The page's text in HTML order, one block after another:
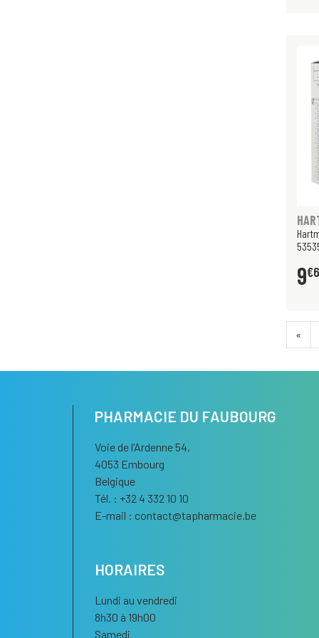
9€
«
PHARMACIE DU FAUBOURG
Voie de l’Ardenne 54,
4053 Embourg
Belgique
Tél. : +32 4 332 10 10
E-mail : contact@tapharmacie.be
HORAIRES
Lundi au vendredi
8h30 à 19h00
Samedi